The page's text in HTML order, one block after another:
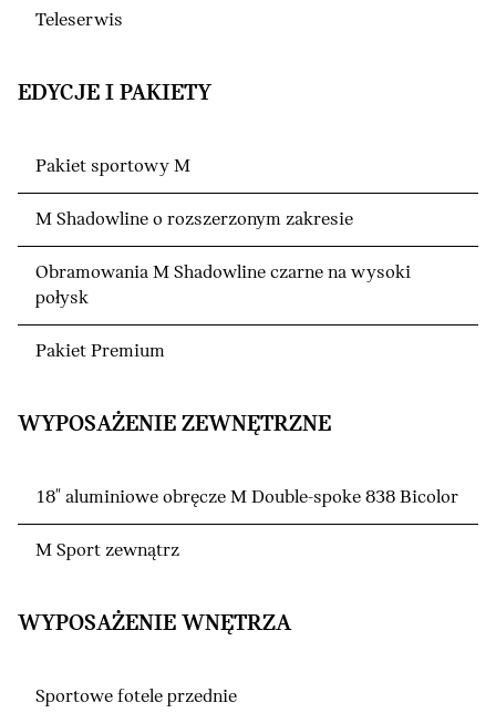
Teleserwis
EDYCJE I PAKIETY
Pakiet sportowy M
M Shadowline o rozszerzonym zakresie
Obramowania M Shadowline czarne na wysoki
połysk
Pakiet Premium
WYPOSAŻENIE ZEWNĘTRZNE
18" aluminiowe obręcze M Double-spoke 838 Bicolor
M Sport zewnątrz
WYPOSAŻENIE WNĘTRZA
Sportowe fotele przednie